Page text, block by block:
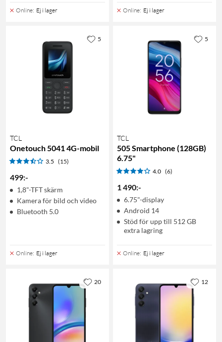
Online: Ej i lager Online: Ej i lager
TCL
Onetouch 5041 4G-mobil
3.5 (15)
499:-
1,8"-TFT skärm
Kamera för bild och video
Bluetooth 5.0
Online: Ej i lager
5
TCL
505 Smartphone (128GB)
6.75"
4.0 (6)
1 490:-
6.75"-display
Android 14
Stöd för upp till 512 GB
extra lagring
Online: Ej i lager
5
20 12